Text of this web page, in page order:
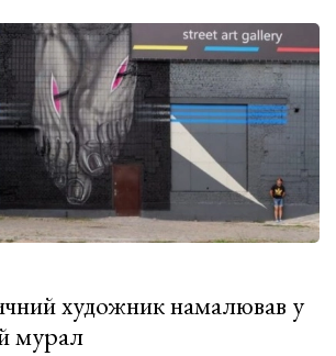
художник намалював у
мурал